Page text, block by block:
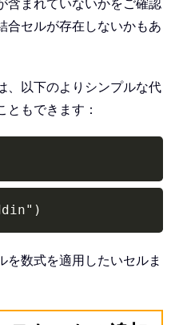
合セルが存在しないかもあ
、以下のよりシンプルな代
もできます：
を数式を適用したいセルま